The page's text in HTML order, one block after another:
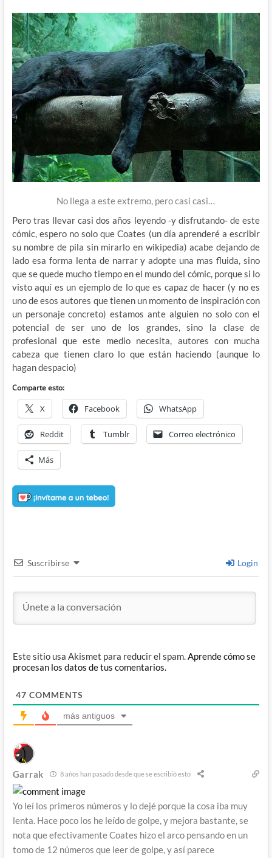
No llega a este extremo, pero casi casi…
Pero tras llevar casi dos años leyendo -y disfrutando- de este
cómic, espero no solo que Coates (un día aprenderé a escribir
su nombre de pila sin mirarlo en wikipedia) acabe dejando de
lado esa forma lenta de narrar y adopte una mas fluida, sino
que se quede mucho tiempo en el mundo del cómic, porque si lo
visto aquí es un ejemplo de lo que es capaz de hacer (y no es
uno de esos autores que tienen un momento de inspiración con
un personaje concreto) estamos ante alguien no solo con el
potencial de ser uno de los grandes, sino la clase de
profesional que este medio necesita, autores con mucha
cabeza que tienen claro lo que están haciendo (aunque lo
hagan despacio)
Comparte esto:
X Facebook WhatsApp
Reddit Tumblr Correo electrónico
Más
Suscribirse Login
Este sitio usa Akismet para reducir el spam. Aprende cómo se
procesan los datos de tus comentarios.
47 COMMENTS
más antiguos
Garrak 8 años han pasado desde que se escribió esto
Yo leí los primeros números y lo dejé porque la cosa iba muy
lenta. Hace poco los he leído de golpe, y mejora bastante, se
nota que efectivamente Coates hizo el arco pensando en un
tomo de 12 números que leer de golpe, y así parece